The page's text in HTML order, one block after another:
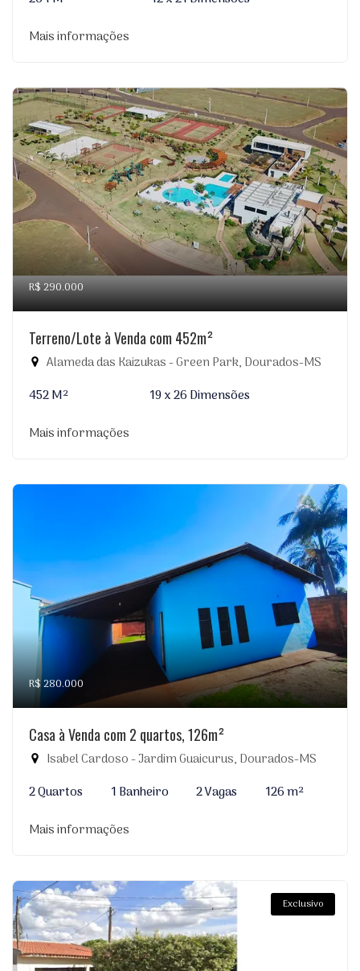
Mais informações
R$ 290.000
Terreno/Lote à Venda com 452m²
Alameda das Kaizukas - Green Park, Dourados-MS
452 M²
19 x 26 Dimensões
Mais informações
R$ 280.000
Casa à Venda com 2 quartos, 126m²
Isabel Cardoso - Jardim Guaicurus, Dourados-MS
2 Quartos
1 Banheiro 2 Vagas
126 m²
Mais informações
Exclusivo